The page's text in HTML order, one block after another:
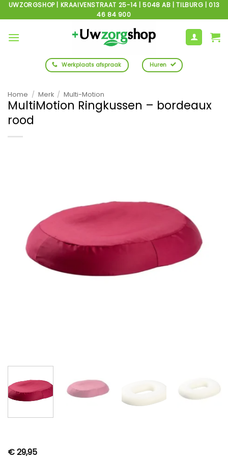
Ga
naar
inhoud
UWZORGSHOP | KRAAIVENSTRAAT 25-14 | 5048 AB | TILBURG | 013
46 84 900
Werkplaats afspraak Huren
Home / Merk / Multi-Motion
MultiMotion Ringkussen – bordeaux
rood
€29,95